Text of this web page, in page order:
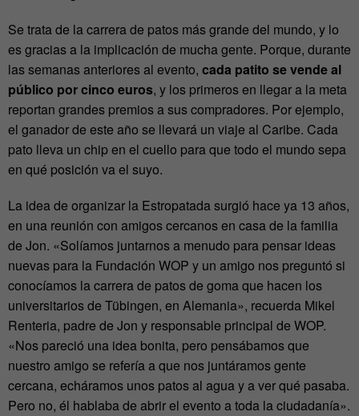
Se trata de la carrera de patos más grande del mundo, y lo
es gracias a la implicación de mucha gente. Porque, durante
las semanas anteriores al evento, cada patito se vende al
público por cinco euros, y los primeros en llegar a la meta
reportan grandes premios a sus compradores. Por ejemplo,
el ganador de este año se llevará un viaje al Caribe. Cada
pato lleva un chip en el cuello para que todo el mundo sepa
en qué posición va el suyo.
La idea de organizar la Estropatada surgió hace ya 13 años,
en una reunión con amigos cercanos en casa de la familia
de Jon. «Solíamos juntarnos a menudo para pensar ideas
nuevas para la Fundación WOP y un amigo nos preguntó si
conocíamos la carrera de patos de goma que hacen los
universitarios de Tübingen, en Alemania», recuerda Mikel
Renteria, padre de Jon y responsable principal de WOP.
«Nos pareció una idea bonita, pero pensábamos que
nuestro amigo se refería a que nos juntáramos gente
cercana, echáramos unos patos al agua y a ver qué pasaba.
Pero no, él hablaba de abrir el evento a toda la ciudadanía».